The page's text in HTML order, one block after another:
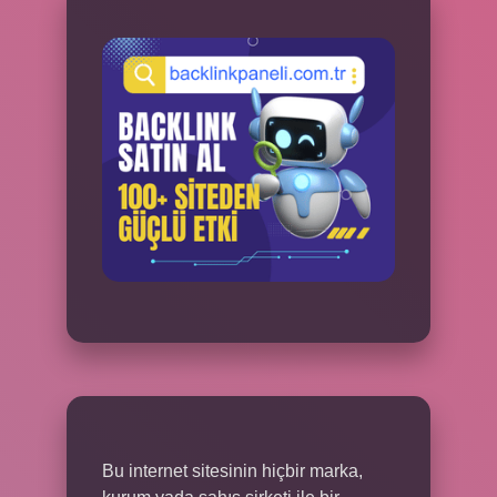
Bu internet sitesinin hiçbir marka,